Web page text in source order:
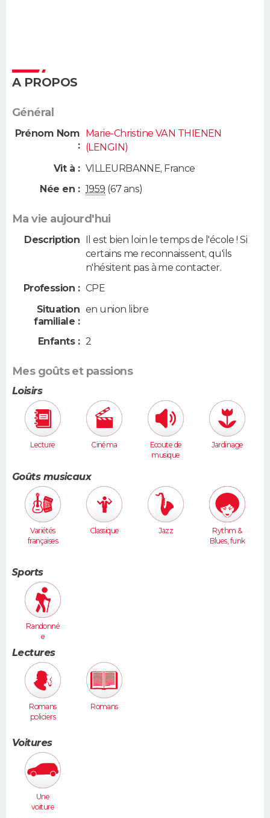
A PROPOS
Général
Prénom Nom
:
Marie-Christine VAN THIENEN
(LENGIN)
Vit à : VILLEURBANNE, France
Née en : 1959 (67 ans)
Ma vie aujourd'hui
Description Il est bien loin le temps de l'école ! Si
certains me reconnaissent, qu'ils
n'hésitent pas à me contacter.
Profession : CPE
Situation
familiale :
en union libre
Enfants : 2
Mes goûts et passions
Loisirs
Lecture Cinéma
Ecoute de
musique
Jardinage
Goûts musicaux
Variétés
françaises
Classique Jazz
Rythm &
Blues, funk
Sports
Randonné
e
Lectures
Romans
policiers
Romans
Voitures
Une
voiture